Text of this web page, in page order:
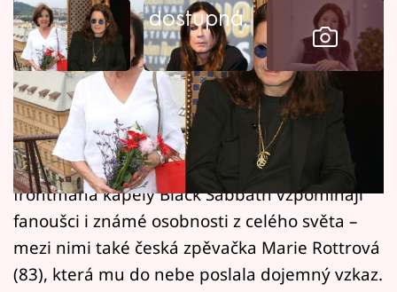
Seriály
Horoskopy
Sledujte prima+
Filmový festival Karlovy Vary
Pořady
Mámy sobě
dostupná.
Celý svět zasáhla smutná zpráva o úmrtí
legendárního hudebníka Ozzyho Osbourna,
který navždy odešel ve věku 76 let. Na
frontmana kapely Black Sabbath vzpomínají
fanoušci i známé osobnosti z celého světa –
mezi nimi také česká zpěvačka Marie Rottrová
(83), která mu do nebe poslala dojemný vzkaz.